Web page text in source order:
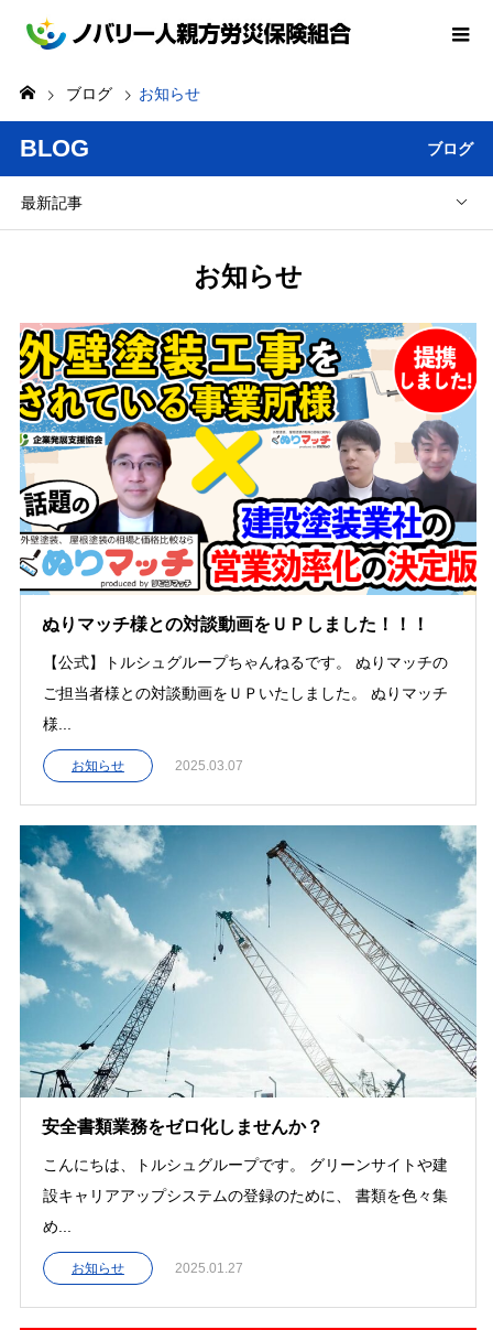
ブログ お知らせ
BLOG ブログ
最新記事
お知らせ
ぬりマッチ様との対談動画をＵＰしました！！！
【公式】トルシュグループちゃんねるです。 ぬりマッチの
ご担当者様との対談動画をＵＰいたしました。 ぬりマッチ
様...
お知らせ 2025.03.07
安全書類業務をゼロ化しませんか？
こんにちは、トルシュグループです。 グリーンサイトや建
設キャリアアップシステムの登録のために、 書類を色々集
め...
お知らせ 2025.01.27